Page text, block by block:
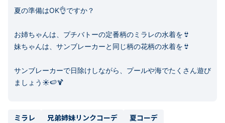
夏の準備はOK👌ですか？
お姉ちゃんは、プチバトーの定番柄のミラレの水着を👙
妹ちゃんは、サンブレーカーと同じ柄の花柄の水着を👙
サンブレーカーで日除けしながら、プールや海でたくさん遊び
ミラレ 兄弟姉妹リンクコーデ
夏コーデ